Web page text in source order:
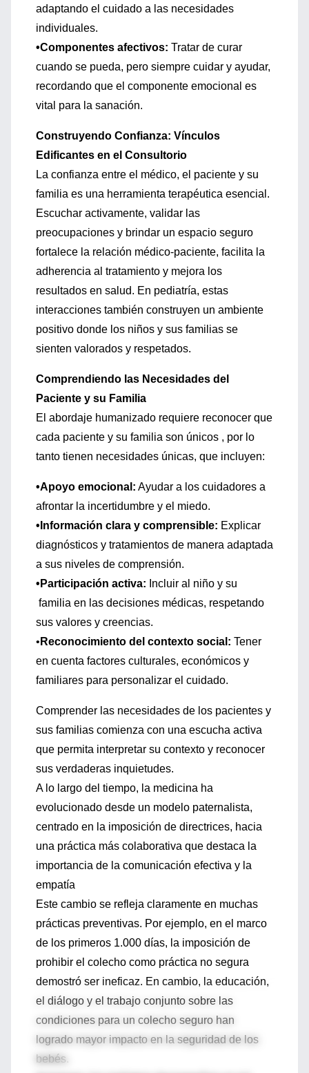
adaptando el cuidado a las necesidades
individuales.
•Componentes afectivos: Tratar de curar
cuando se pueda, pero siempre cuidar y ayudar,
recordando que el componente emocional es
vital para la sanación.
Construyendo Confianza: Vínculos
Edificantes en el Consultorio
La confianza entre el médico, el paciente y su
familia es una herramienta terapéutica esencial.
Escuchar activamente, validar las
preocupaciones y brindar un espacio seguro
fortalece la relación médico-paciente, facilita la
adherencia al tratamiento y mejora los
resultados en salud. En pediatría, estas
interacciones también construyen un ambiente
positivo donde los niños y sus familias se
sienten valorados y respetados.
Comprendiendo las Necesidades del
Paciente y su Familia
El abordaje humanizado requiere reconocer que
cada paciente y su familia son únicos , por lo
tanto tienen necesidades únicas, que incluyen:
•Apoyo emocional: Ayudar a los cuidadores a
afrontar la incertidumbre y el miedo.
•Información clara y comprensible: Explicar
diagnósticos y tratamientos de manera adaptada
a sus niveles de comprensión.
•Participación activa: Incluir al niño y su
familia en las decisiones médicas, respetando
sus valores y creencias.
• Reconocimiento del contexto social: Tener
en cuenta factores culturales, económicos y
familiares para personalizar el cuidado.
Comprender las necesidades de los pacientes y
sus familias comienza con una escucha activa
que permita interpretar su contexto y reconocer
sus verdaderas inquietudes.
A lo largo del tiempo, la medicina ha
evolucionado desde un modelo paternalista,
centrado en la imposición de directrices, hacia
una práctica más colaborativa que destaca la
importancia de la comunicación efectiva y la
empatía
Este cambio se refleja claramente en muchas
prácticas preventivas. Por ejemplo, en el marco
de los primeros 1.000 días, la imposición de
prohibir el colecho como práctica no segura
demostró ser ineficaz. En cambio, la educación,
el diálogo y el trabajo conjunto sobre las
condiciones para un colecho seguro han
logrado mayor impacto en la seguridad de los
bebés.